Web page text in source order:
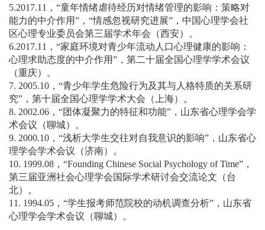
5.2017.11，“童年情绪虐待经历对情绪管理的影响：策略对
能力的中介作用”，“情感忽视研究进展”，中国心理学会社
区心理专业委员会第三届学术年会（西安）。
6.2017.11，“家庭环境对青少年流动人口心理健康的影响：
心理求助态度的中介作用”，第二十届全国心理学学术会议
（重庆）。
7. 2005.10，“青少年学生危险行为及其与人格特质的关系研
究”，第十届全国心理学学术大会（上海）。
8. 2002.06，“团体凝聚力的特征和功能”，山东省心理学会学
术会议（聊城）。
9. 2000.10，“浅析大学生交往对自我意识的影响”，山东省心
理学会学术会议（济南）。
10. 1999.08，“Founding Chinese Social Psychology of Time”，
第三届亚洲社会心理学会国际学术研讨会交流论文（台
北）。
11. 1994.05，“学生报考师范院校的动机调查分析”，山东省
心理学会学术会议（聊城）。